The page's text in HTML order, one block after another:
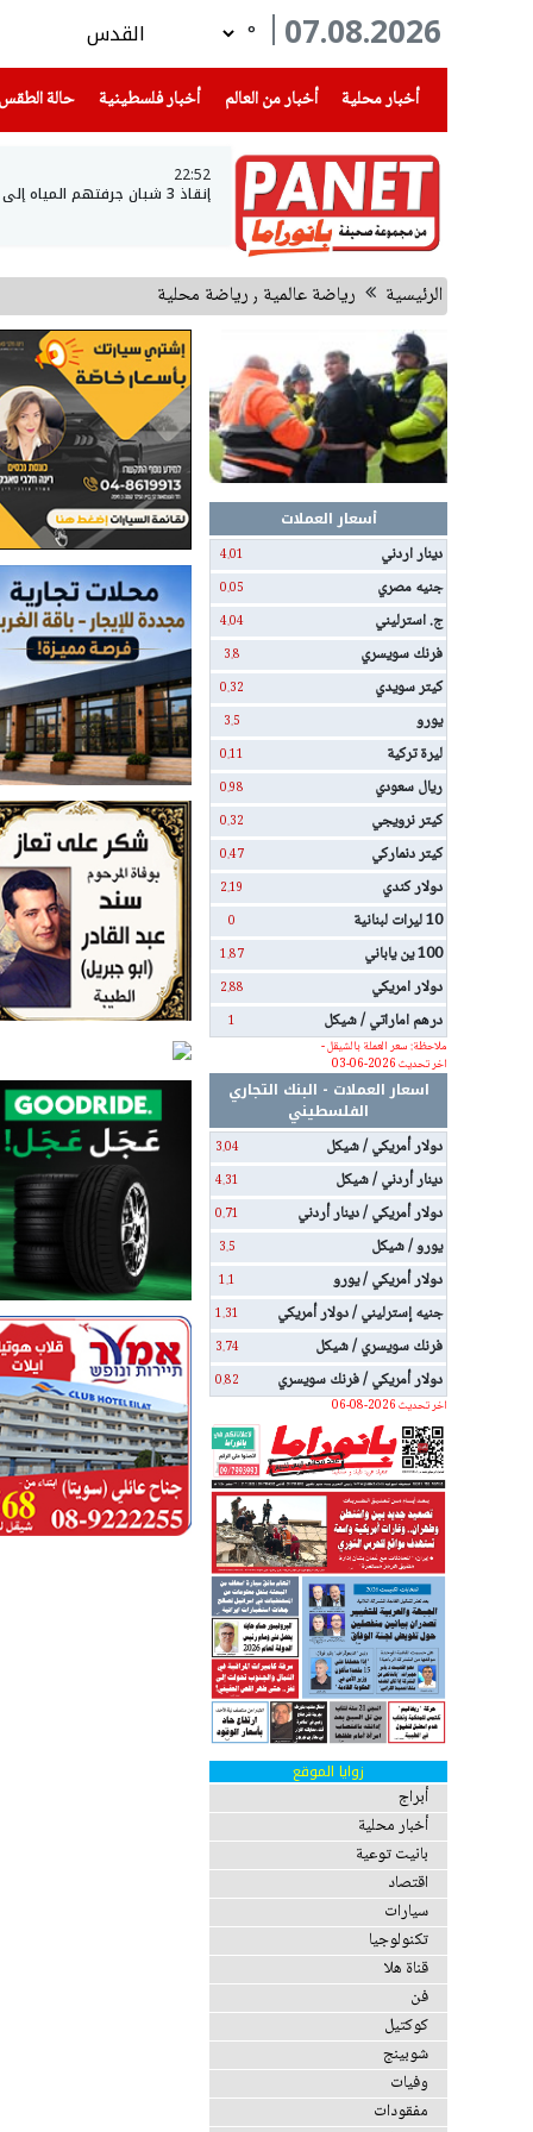
07.08.2026
°
أخبار محلية
(current) أخبار من العالم أخبار فلسطينية(current) حالة الطقس
22:52
إنقاذ 3 شبان جرفتهم المياه إلى عمق بحيرة طبريا
الرئيسية رياضة عالمية ٫ رياضة محلية
أسعار العملات
دينار اردني
4.01
جنيه مصري 0.05
ج. استرليني 4.04
فرنك سويسري 3.8
كيتر سويدي 0.32
يورو 3.5
ليرة تركية 0.11
ريال سعودي 0.98
كيتر نرويجي 0.32
كيتر دنماركي 0.47
دولار كندي 2.19
10 ليرات لبنانية 0
100 ين ياباني 1.87
دولار امريكي 2.88
درهم اماراتي / شيكل
1
ملاحظة: سعر العملة بالشيقل -
اخر تحديث 2026-06-03
اسعار العملات - البنك التجاري
الفلسطيني
دولار أمريكي / شيكل
3.04
دينار أردني / شيكل 4.31
دولار أمريكي / دينار أردني 0.71
يورو / شيكل 3.5
دولار أمريكي / يورو 1.1
جنيه إسترليني / دولار أمريكي 1.31
فرنك سويسري / شيكل 3.74
دولار أمريكي / فرنك سويسري
0.82
اخر تحديث 2026-08-06
زوايا الموقع
أبراج
أخبار محلية
بانيت توعية
اقتصاد
سيارات
تكنولوجيا
قناة هلا
فن
كوكتيل
شوبينج
وفيات
مفقودات